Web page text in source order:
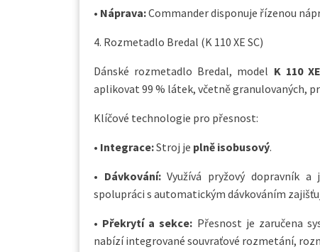
• Náprava:Commander disponuje řízenou
4. Rozmetadlo Bredal (K 110 XE SC)
Dánské rozmetadlo Bredal, model K 110
aplikovat 99 % látek, včetně granulovaných,
Klíčové technologie pro přesnost:
• Integrace:Stroj je plně isobusový.
• Dávkování:Využívá pryžový dopravník a
spolupráci s automatickým dávkováním
• Překrytí a sekce: Přesnost je zaručena
nabízí integrované souvraťové rozmetání,